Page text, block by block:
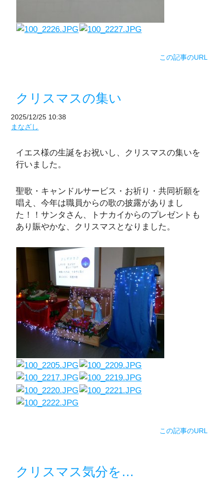
この記事のURL
クリスマスの集い
2025/12/25 10:38
まなざし
イエス様の生誕をお祝いし、クリスマスの集いを
行いました。
聖歌・キャンドルサービス・お祈り・共同祈願を
唱え、今年は職員からの歌の披露がありまし
た！！サンタさん、トナカイからのプレゼントも
あり賑やかな、クリスマスとなりました。
この記事のURL
クリスマス気分を…